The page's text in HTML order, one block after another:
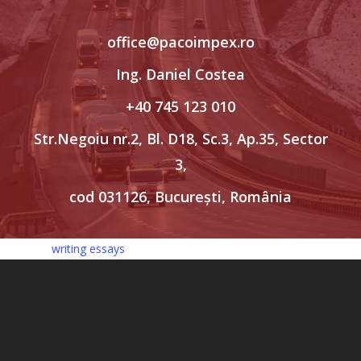
office@pacoimpex.ro
Ing. Daniel Costea
+40 745 123 010
Str.Negoiu nr.2, Bl. D18, Sc.3, Ap.35, Sector
3,
cod 031126, București, România
writing essays